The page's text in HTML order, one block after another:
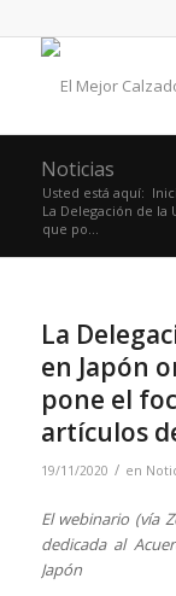
Noticias
Usted está aquí:
La Delegación de la
que po...
La
en Japón
pone el
artículos
19/11/2020 / en
El webinario (vía
dedicada al
Japón